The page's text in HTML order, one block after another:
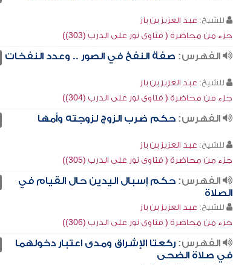
للشيخ: عبد العزيز بن باز
جزء من محاضرة ( فتاوى نور على الدرب (303))
الفهرس: صفة النفخ في الصور .. وعدد النفخات
للشيخ: عبد العزيز بن باز
جزء من محاضرة ( فتاوى نور على الدرب (304))
الفهرس: حكم ضرب الزوج لزوجته وأمها
للشيخ: عبد العزيز بن باز
جزء من محاضرة ( فتاوى نور على الدرب (305))
الفهرس: حكم إسبال اليدين حال القيام في
الصلاة
للشيخ: عبد العزيز بن باز
جزء من محاضرة ( فتاوى نور على الدرب (306))
الفهرس: ركعتا الإشراق ومدى اعتبار دخولهما
في صلاة الضحى